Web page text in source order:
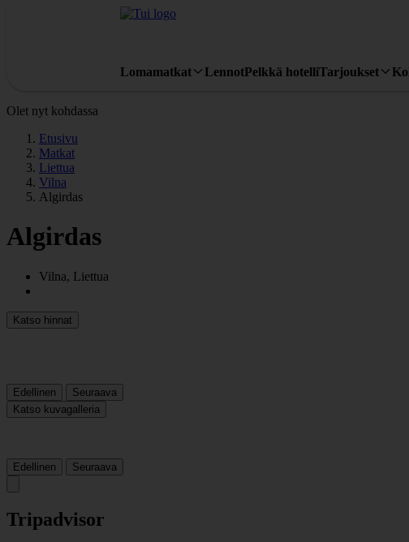
Lomamatkat LennotPelkkä hotelliTarjoukset
Olet nyt kohdassa
Etusivu
Matkat
Liettua
Vilna
Algirdas
Algirdas
Vilna, Liettua
Katso hinnat
Edellinen
Seuraava
Katso kuvagalleria
Edellinen Seuraava
Tripadvisor